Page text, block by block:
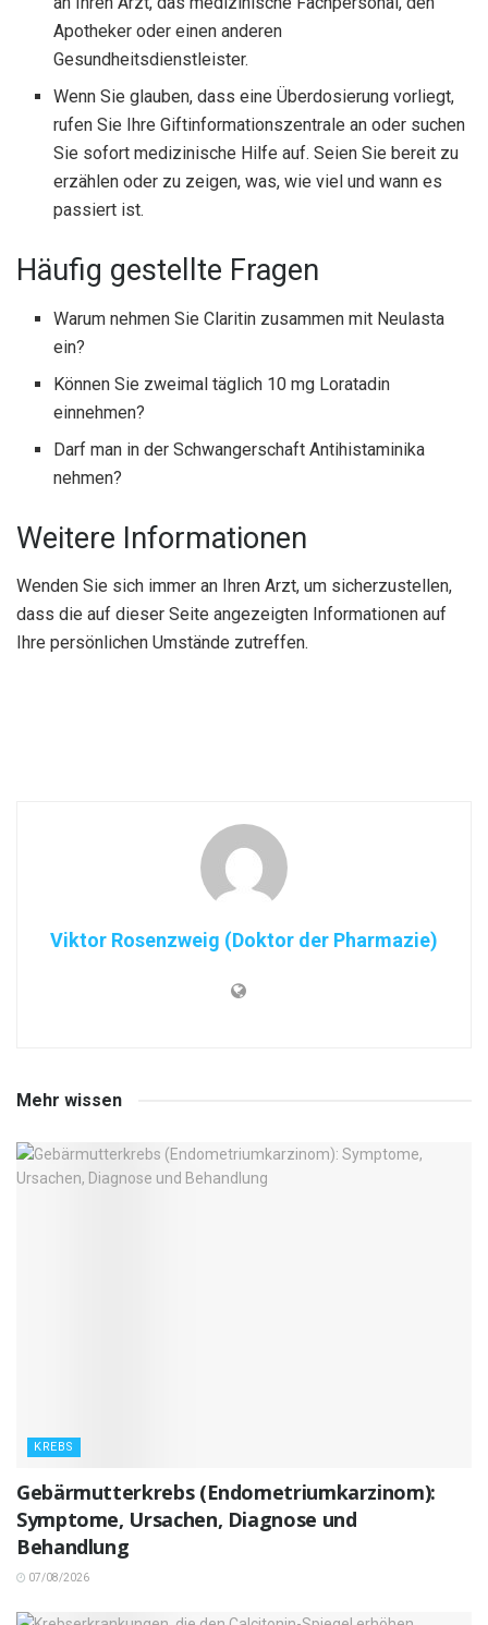
Apotheker oder einen anderen
Gesundheitsdienstleister.
Wenn Sie glauben, dass eine Überdosierung vorliegt,
rufen Sie Ihre Giftinformationszentrale an oder suchen
Sie sofort medizinische Hilfe auf. Seien Sie bereit zu
erzählen oder zu zeigen, was, wie viel und wann es
passiert ist.
Häufig gestellte Fragen
Warum nehmen Sie Claritin zusammen mit Neulasta
ein?
Können Sie zweimal täglich 10 mg Loratadin
einnehmen?
Darf man in der Schwangerschaft Antihistaminika
nehmen?
Weitere Informationen
Wenden Sie sich immer an Ihren Arzt, um sicherzustellen,
dass die auf dieser Seite angezeigten Informationen auf
Ihre persönlichen Umstände zutreffen.
Viktor Rosenzweig (Doktor der Pharmazie)
Mehr wissen
KREBS
Gebärmutterkrebs (Endometriumkarzinom):
Symptome, Ursachen, Diagnose und
Behandlung
07/08/2026